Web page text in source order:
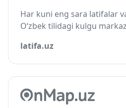
Har kuni eng sara latifalar
O‘zbek tilidagi kulgu
latifa.uz